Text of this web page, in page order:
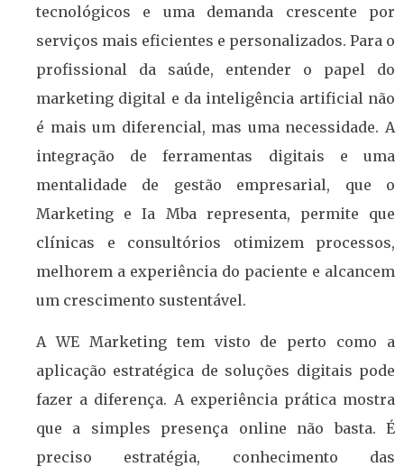
tecnológicos e uma demanda crescente por
serviços mais eficientes e personalizados. Para o
profissional da saúde, entender o papel do
marketing digital e da inteligência artificial não
é mais um diferencial, mas uma necessidade. A
integração de ferramentas digitais e uma
mentalidade de gestão empresarial, que o
Marketing e Ia Mba representa, permite que
clínicas e consultórios otimizem processos,
melhorem a experiência do paciente e alcancem
um crescimento sustentável.
A WE Marketing tem visto de perto como a
aplicação estratégica de soluções digitais pode
fazer a diferença. A experiência prática mostra
que a simples presença online não basta. É
preciso estratégia, conhecimento das